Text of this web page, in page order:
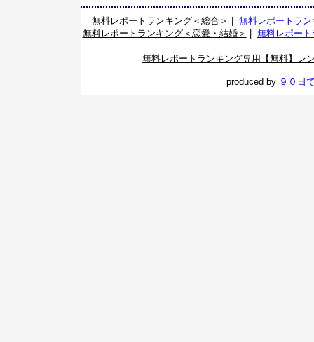
無料レポートランキング＜総合＞
無料レポートラ
無料レポートランキング＜恋愛・結婚＞
無料レポー
無料レポートランキング専用【無料】レ
produced by ９０日